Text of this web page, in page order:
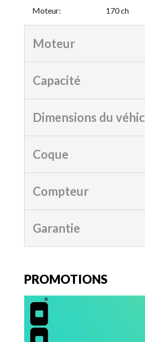
Moteur: 170 ch
Moteur
Capacité
Dimensions du
Coque
Compteur
Garantie
PROMOTIONS